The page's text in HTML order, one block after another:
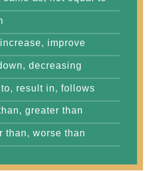
improve
decreasing
result in, follows
greater than
than, worse than